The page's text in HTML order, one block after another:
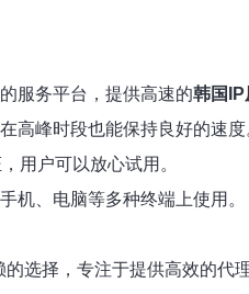
服务平台，提供高速的韩国IP
高峰时段也能保持良好的速度
用户可以放心试用。
机、电脑等多种终端上使用。
选择，专注于提供高效的代